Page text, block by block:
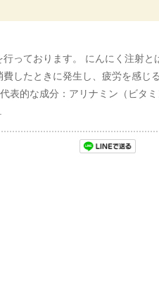
っております。 にんにく注射と
したときに発生し、疲労を感じ
表的な成分：アリナミン（ビタ